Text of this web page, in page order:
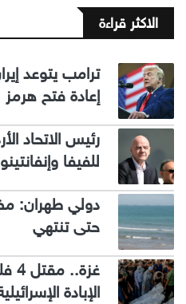
الاكثر قراءة
ترامب يتوعد
إعادة فتح هرمز
رئيس الاتحاد
للفيفا وإنفانتينو
دولي طهران:
حتى تنتهي
الإبادة الإسرائيلية إلى 73